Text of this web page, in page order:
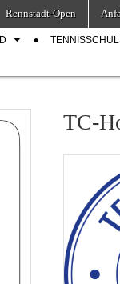
Rennstadt-Open
TC-